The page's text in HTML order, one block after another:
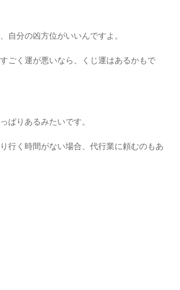
自分の凶方位がいいんですよ。
ごく運が悪いなら、くじ運はあるかもで
ぱりあるみたいです。
行く時間がない場合、代行業に頼むのもあ